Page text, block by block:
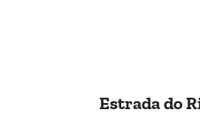
Estrada do